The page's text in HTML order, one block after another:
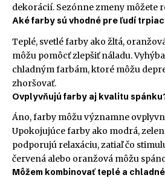
dekorácií. Sezónne zmeny môžete
Aké farby sú vhodné pre ľudí
Teplé, svetlé farby ako žltá,
môžu pomôcť zlepšiť náladu.
chladným farbám, ktoré môžu
zhoršovať.
Ovplyvňujú farby aj kvalitu
Áno, farby môžu významne
Upokojujúce farby ako modrá,
podporujú relaxáciu, zatiaľ čo
červená alebo oranžová môžu
Môžem kombinovať teplé a